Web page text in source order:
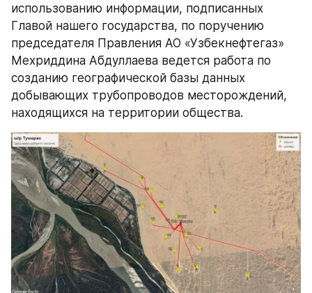
использованию информации, подписанных
Главой нашего государства, по поручению
председателя Правления АО «Узбекнефтегаз»
Мехриддина Абдуллаева ведется работа по
созданию географической базы данных
добывающих трубопроводов месторождений,
находящихся на территории общества.